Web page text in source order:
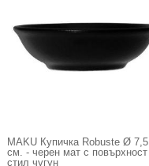
MAKU Купичка Robuste Ø 7,5
см. - черен мат с повърхност
стил чугун